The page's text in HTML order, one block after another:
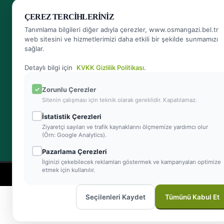
Herkese Ulaşan, Herkesin Ulaşabildiği Belediye
444 16 01
info@osmangazi.bel.tr
ÇEREZ TERCIHLERINIZ
Tanımlama bilgileri diğer adıyla çerezler, www.osmangazi.bel.tr
web sitesini ve hizmetlerimizi daha etkili bir şekilde sunmamızı
sağlar.
Detaylı bilgi için KVKK Gizlilik Politikası.
Zorunlu Çerezler
Sitenin çalışması için teknik olarak gereklidir. Kapatılamaz.
İstatistik Çerezleri
Ziyaretçi sayıları ve trafik kaynaklarını ölçmemize yardımcı olur
(Örn: Google Analytics).
Pazarlama Çerezleri
İlginizi çekebilecek reklamları göstermek ve kampanyaları optimize
etmek için kullanılır.
Seçilenleri Kaydet Tümünü Kabul Et